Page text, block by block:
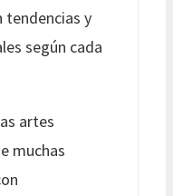
tendencias y
según cada
artes
muchas